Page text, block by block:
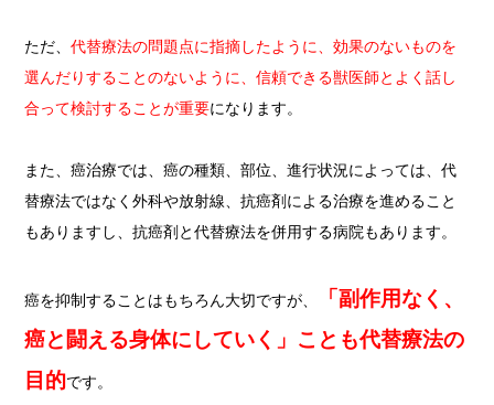
ただ、 代替療法の問題点に指摘したように、効果のないものを
選んだりすることのないように、信頼できる獣医師とよく話し
合って検討することが重要になります。
また、癌治療では、癌の種類、部位、進行状況によっては、代
替療法ではなく外科や放射線、抗癌剤による治療を進めること
もありますし、抗癌剤と代替療法を併用する病院もあります。
癌を抑制することはもちろん大切ですが、
「副作用なく、
癌と闘える身体にしていく」ことも代替療法の
目的です。